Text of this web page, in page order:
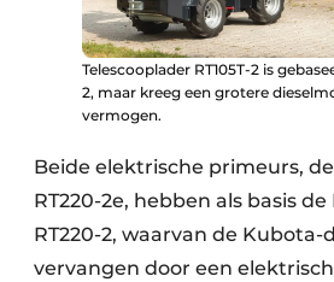
Telescooplader RT105T-2 is
2, maar kreeg een grotere
vermogen.
Beide elektrische primeurs, de
RT220-2e, hebben als basis de
RT220-2, waarvan de Kubota-
vervangen door een